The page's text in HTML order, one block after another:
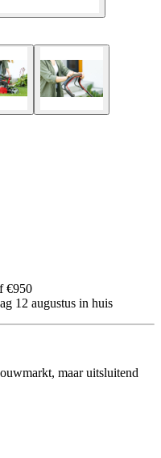
€950
12 augustus in huis
maar uitsluitend